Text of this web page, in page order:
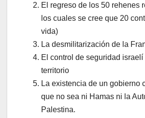
El regreso de los 50 rehenes
los cuales se cree que 20
vida)
La desmilitarización de la
El control de seguridad israelí
territorio
La existencia de un gobierno
que no sea ni Hamas ni la
Palestina.